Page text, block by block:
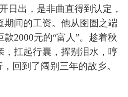
日出，是非曲直得到认定，
期间的工资。他从囹圄之端
2000元的“富人”。趁着秋
，扛起行囊，挥别泪水，哼
回到了阔别三年的故乡。